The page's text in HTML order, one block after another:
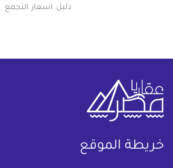
دليل اسعار التجمع
خريطة الموقع